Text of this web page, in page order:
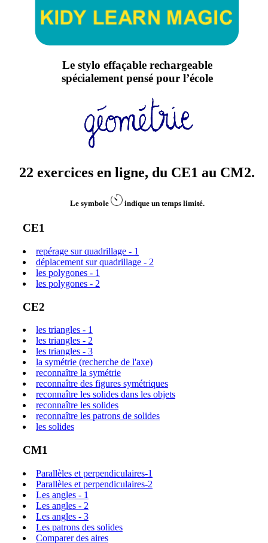
Le stylo effaçable rechargeable
spécialement pensé pour l’école
22 exercices en ligne, du CE1 au CM2.
Le symbole indique un temps limité.
CE1
repérage sur quadrillage - 1
déplacement sur quadrillage - 2
les polygones - 1
les polygones - 2
CE2
les triangles - 1
les triangles - 2
les triangles - 3
la symétrie (recherche de l'axe)
reconnaître la symétrie
reconnaître des figures symétriques
reconnaître les solides dans les objets
reconnaître les solides
reconnaître les patrons de solides
les solides
CM1
Parallèles et perpendiculaires-1
Parallèles et perpendiculaires-2
Les angles - 1
Les angles - 2
Les angles - 3
Les patrons des solides
Comparer des aires